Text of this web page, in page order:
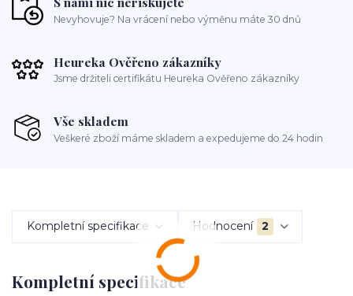
Nevyhovuje? Na vrácení nebo výměnu máte 30 dnů
Heureka Ověřeno zákazníky
Jsme držiteli certifikátu Heureka Ověřeno zákazníky
Vše skladem
Veškeré zboží máme skladem a expedujeme do 24 hodin
Kompletní specifikace Hodnocení 2
Kompletní specifikace